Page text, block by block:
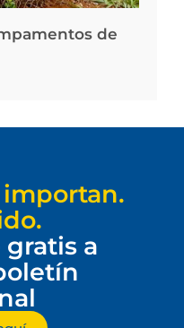
de
a